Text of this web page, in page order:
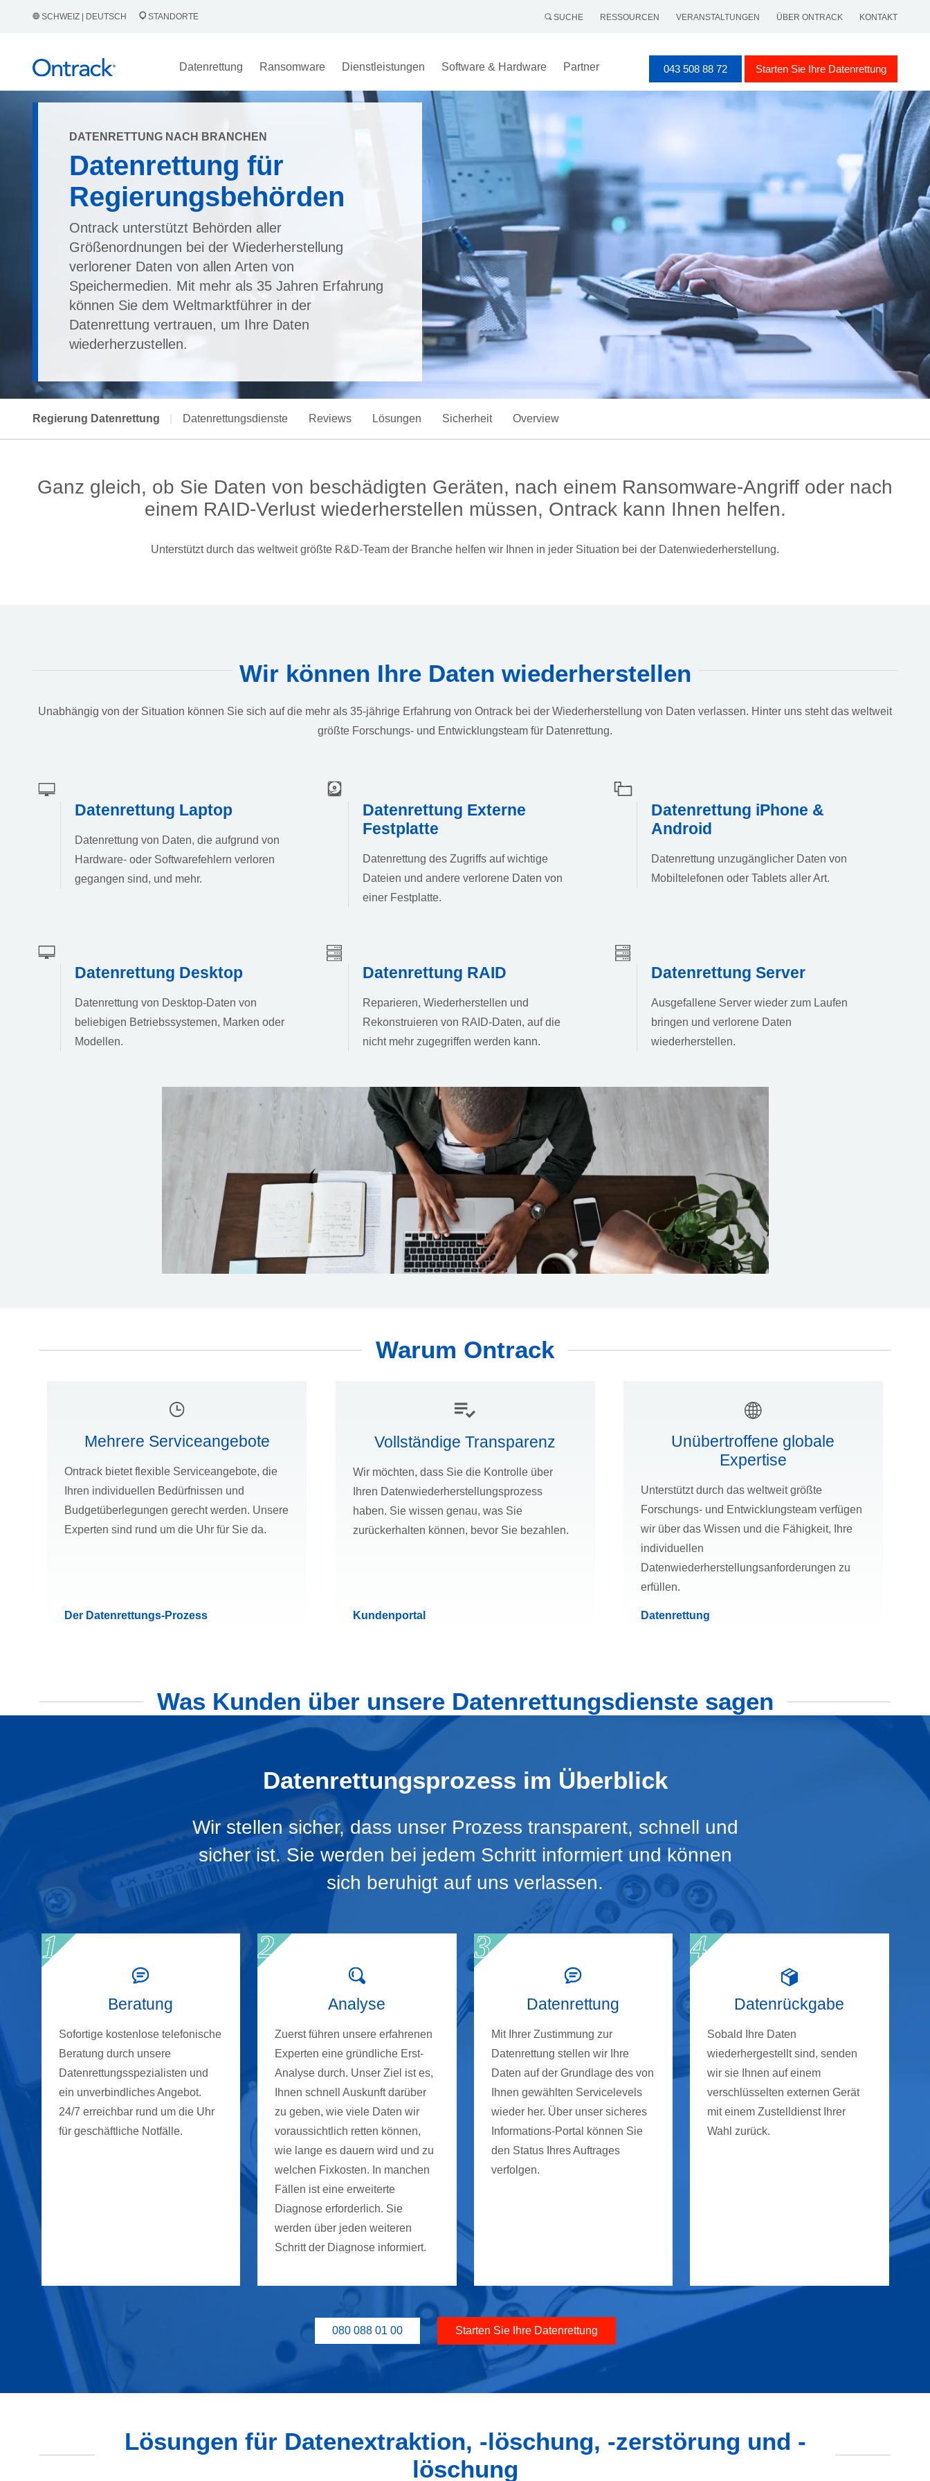
SCHWEIZ | DEUTSCH STANDORTE SUCHE RESSOURCEN VERANSTALTUNGEN ÜBER ONTRACK KONTAKT
Datenrettung Ransomware Dienstleistungen Software & Hardware Partner 043 508 88 72 Starten Sie Ihre Datenrettung
DATENRETTUNG NACH BRANCHEN
Datenrettung für
Regierungsbehörden
Ontrack unterstützt Behörden aller
Größenordnungen bei der Wiederherstellung
verlorener Daten von allen Arten von
Speichermedien. Mit mehr als 35 Jahren Erfahrung
können Sie dem Weltmarktführer in der
Datenrettung vertrauen, um Ihre Daten
wiederherzustellen.
Regierung Datenrettung Datenrettungsdienste Reviews Lösungen Sicherheit Overview
Ganz gleich, ob Sie Daten von beschädigten Geräten, nach einem Ransomware-Angriff oder nach
einem RAID-Verlust wiederherstellen müssen, Ontrack kann Ihnen helfen.
Unterstützt durch das weltweit größte R&D-Team der Branche helfen wir Ihnen in jeder Situation bei der Datenwiederherstellung.
Wir können Ihre Daten wiederherstellen
Unabhängig von der Situation können Sie sich auf die mehr als 35-jährige Erfahrung von Ontrack bei der Wiederherstellung von Daten verlassen. Hinter uns steht das weltweit
größte Forschungs- und Entwicklungsteam für Datenrettung.
Datenrettung Laptop
Datenrettung von Daten, die aufgrund von
Hardware- oder Softwarefehlern verloren
gegangen sind, und mehr.
Datenrettung Externe
Festplatte
Datenrettung des Zugriffs auf wichtige
Dateien und andere verlorene Daten von
einer Festplatte.
Datenrettung iPhone &
Android
Datenrettung unzugänglicher Daten von
Mobiltelefonen oder Tablets aller Art.
Datenrettung Desktop
Datenrettung von Desktop-Daten von
beliebigen Betriebssystemen, Marken oder
Modellen.
Datenrettung RAID
Reparieren, Wiederherstellen und
Rekonstruieren von RAID-Daten, auf die
nicht mehr zugegriffen werden kann.
Datenrettung Server
Ausgefallene Server wieder zum Laufen
bringen und verlorene Daten
wiederherstellen.
Warum Ontrack
Mehrere Serviceangebote
Ontrack bietet flexible Serviceangebote, die
Ihren individuellen Bedürfnissen und
Budgetüberlegungen gerecht werden. Unsere
Experten sind rund um die Uhr für Sie da.
Der Datenrettungs-Prozess
Vollständige Transparenz
Wir möchten, dass Sie die Kontrolle über
Ihren Datenwiederherstellungsprozess
haben. Sie wissen genau, was Sie
zurückerhalten können, bevor Sie bezahlen.
Kundenportal
Unübertroffene globale
Expertise
Unterstützt durch das weltweit größte
Forschungs- und Entwicklungsteam verfügen
wir über das Wissen und die Fähigkeit, Ihre
individuellen
Datenwiederherstellungsanforderungen zu
erfüllen.
Datenrettung
Was Kunden über unsere Datenrettungsdienste sagen
Datenrettungsprozess im Überblick
Wir stellen sicher, dass unser Prozess transparent, schnell und
sicher ist. Sie werden bei jedem Schritt informiert und können
sich beruhigt auf uns verlassen.
Beratung
Sofortige kostenlose telefonische
Beratung durch unsere
Datenrettungsspezialisten und
ein unverbindliches Angebot.
24/7 erreichbar rund um die Uhr
für geschäftliche Notfälle.
Analyse
Zuerst führen unsere erfahrenen
Experten eine gründliche Erst-
Analyse durch. Unser Ziel ist es,
Ihnen schnell Auskunft darüber
zu geben, wie viele Daten wir
voraussichtlich retten können,
wie lange es dauern wird und zu
welchen Fixkosten. In manchen
Fällen ist eine erweiterte
Diagnose erforderlich. Sie
werden über jeden weiteren
Schritt der Diagnose informiert.
Datenrettung
Mit Ihrer Zustimmung zur
Datenrettung stellen wir Ihre
Daten auf der Grundlage des von
Ihnen gewählten Servicelevels
wieder her. Über unser sicheres
Informations-Portal können Sie
den Status Ihres Auftrages
verfolgen.
Datenrückgabe
Sobald Ihre Daten
wiederhergestellt sind, senden
wir sie Ihnen auf einem
verschlüsselten externen Gerät
mit einem Zustelldienst Ihrer
Wahl zurück.
080 088 01 00 Starten Sie Ihre Datenrettung
Lösungen für Datenextraktion, -löschung, -zerstörung und -
löschung